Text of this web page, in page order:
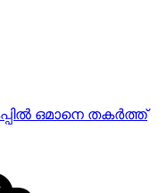
ഒമാനെ തകര്‍ത്ത്